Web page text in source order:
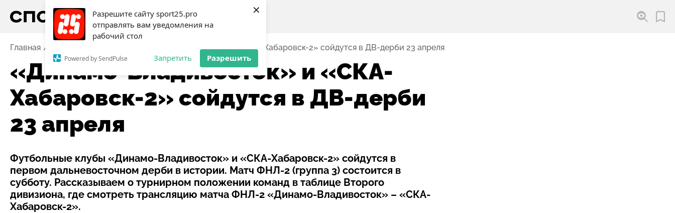
Разрешите сайту sport25.pro
отправлять вам уведомления на
рабочий стол
Powered by SendPulse Запретить Разрешить
×
Главная «Динамо-Владивосток» и «СКА-Хабаровск-2» сойдутся в ДВ-дерби 23 апреля
«Динамо-Владивосток» и «СКА-
Хабаровск-2» сойдутся в ДВ-дерби
23 апреля
Футбольные клубы «Динамо-Владивосток» и «СКА-Хабаровск-2» сойдутся в
первом дальневосточном дерби в истории. Матч ФНЛ-2 (группа 3) состоится в
субботу. Рассказываем о турнирном положении команд в таблице Второго
дивизиона, где смотреть трансляцию матча ФНЛ-2 «Динамо-Владивосток» – «СКА-
Хабаровск-2».